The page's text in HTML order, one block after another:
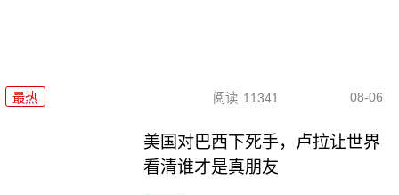
最热 阅读 11341 08-06
美国对巴西下死手，卢拉让世界
看清谁才是真朋友